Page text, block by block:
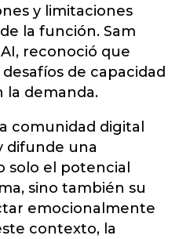
y limitaciones
la función. Sam
reconoció que
de capacidad
la demanda.
comunidad digital
difunde una
solo el potencial
sino también su
emocionalmente
contexto, la